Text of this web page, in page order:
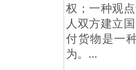
权；一种观
人双方建立
付货物是一
为。...